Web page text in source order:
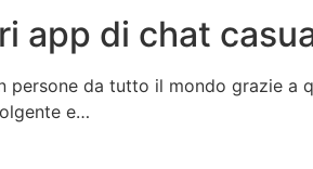
app di chat
persone da tutto il mondo grazie a
e…